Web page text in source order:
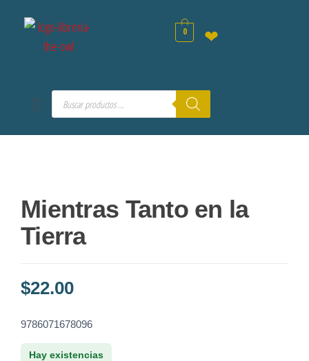
0 ❤
Mientras Tanto en la
Tierra
$22.00
9786071678096
Hay existencias